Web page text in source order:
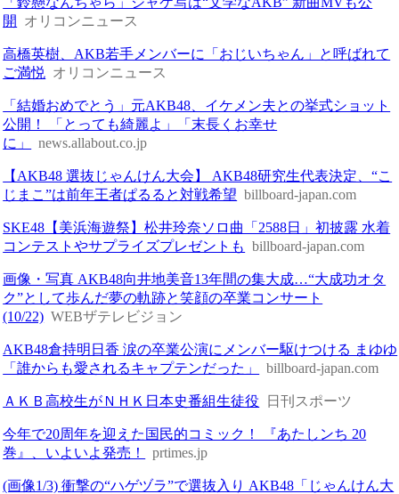
開
オリコンニュース
高橋英樹、AKB若手メンバーに「おじいちゃん」と呼ばれて
ご満悦 オリコンニュース
「結婚おめでとう」元AKB48、イケメン夫との挙式ショット
公開！ 「とっても綺麗よ︎」「末長くお幸せ
に」
news.allabout.co.jp
【AKB48 選抜じゃんけん大会】 AKB48研究生代表決定、“こ
じまこ”は前年王者ぱるると対戦希望 billboard-japan.com
SKE48【美浜海遊祭】松井玲奈ソロ曲「2588日」初披露 水着
コンテストやサプライズプレゼントも billboard-japan.com
画像・写真 AKB48向井地美音13年間の集大成…“大成功オタ
ク”として歩んだ夢の軌跡と笑顔の卒業コンサート
(10/22) WEBザテレビジョン
AKB48倉持明日香 涙の卒業公演にメンバー駆けつける まゆゆ
「誰からも愛されるキャプテンだった」
billboard-japan.com
ＡＫＢ高校生がＮＨＫ日本史番組生徒役 日刊スポーツ
今年で20周年を迎えた国民的コミック！ 『あたしンち 20
巻』、いよいよ発売！
prtimes.jp
(画像1/3) 衝撃の“ハゲヅラ”で選抜入り AKB48「じゃんけん大